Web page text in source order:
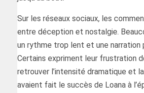
Sur les réseaux sociaux, les
entre déception et nostalgie.
un rythme trop lent et une narration
Certains expriment leur frustration
retrouver l’intensité dramatique et
avaient fait le succès de Loana à